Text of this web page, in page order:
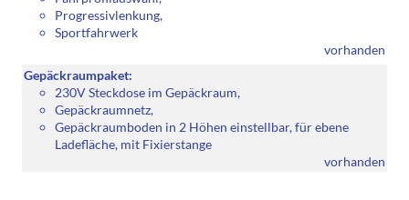
Progressivlenkung,
Sportfahrwerk
vorhanden
Gepäckraumpaket:
230V Steckdose im Gepäckraum,
Gepäckraumnetz,
Gepäckraumboden in 2 Höhen einstellbar, für ebene
Ladefläche, mit Fixierstange
vorhanden